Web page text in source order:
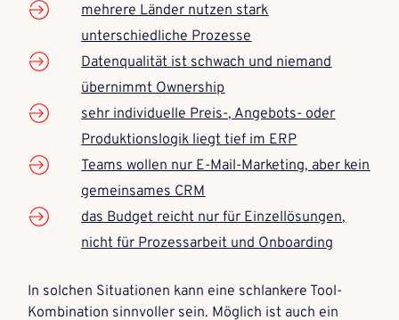
mehrere Länder nutzen stark
unterschiedliche Prozesse
Datenqualität ist schwach und niemand
übernimmt Ownership
sehr individuelle Preis-, Angebots- oder
Produktionslogik liegt tief im ERP
Teams wollen nur E-Mail-Marketing, aber kein
gemeinsames CRM
das Budget reicht nur für Einzellösungen,
nicht für Prozessarbeit und Onboarding
In solchen Situationen kann eine schlankere Tool-
Kombination sinnvoller sein. Möglich ist auch ein